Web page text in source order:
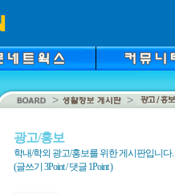
광고/홍보
학내/학외 광고/홍보를 위한 게시판입니다.
(글쓰기 3Point / 댓글 1Point )